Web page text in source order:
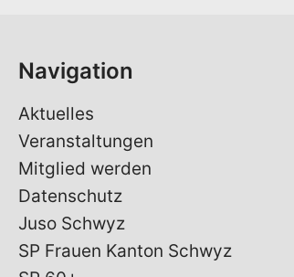
Navigation
Aktuelles
Veranstaltungen
Mitglied werden
Datenschutz
Juso Schwyz
SP Frauen Kanton Schwyz